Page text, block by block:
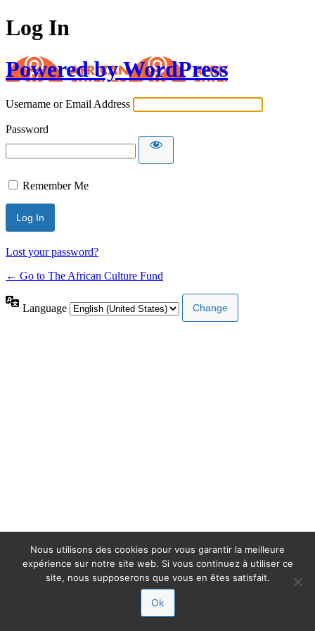
Log In
Powered by WordPress
Username or Email Address
Password
Remember Me
Lost your password?
← Go to The African Culture Fund
Language
Nous utilisons des cookies pour vous garantir la meilleure
expérience sur notre site web. Si vous continuez à utiliser ce
site, nous supposerons que vous en êtes satisfait.
Ok